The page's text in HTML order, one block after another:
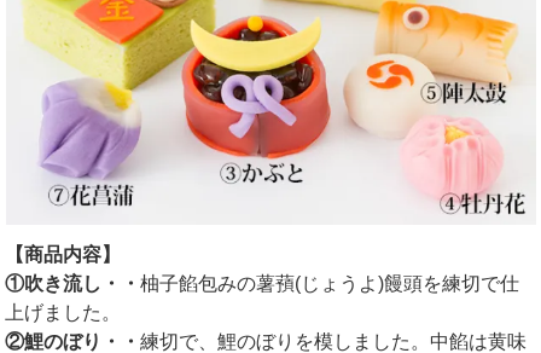
【商品内容】
①吹き流し・・柚子餡包みの薯蕷(じょうよ)饅頭を練切で仕
上げました。
②鯉のぼり・・練切で、鯉のぼりを模しました。中餡は黄味